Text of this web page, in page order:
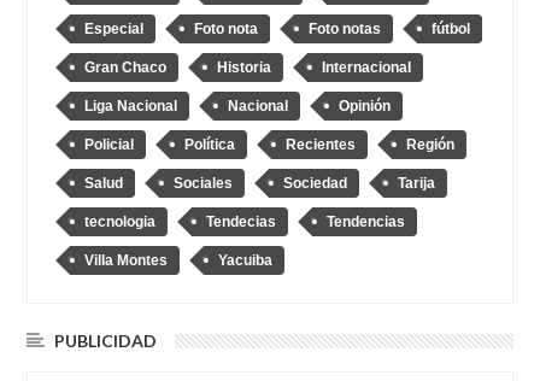
Especial Foto nota Foto notas fútbol
Gran Chaco Historia Internacional
Liga Nacional Nacional Opinión
Policial Política Recientes Región
Salud Sociales Sociedad Tarija
tecnologia Tendecias Tendencias
Villa Montes Yacuiba
PUBLICIDAD